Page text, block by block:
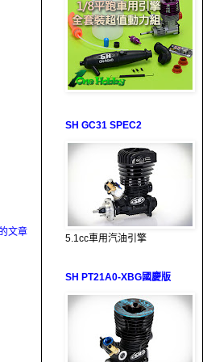
文章
SH GC31 SPEC2
5.1cc車用汽油引擎
SH PT21A0-XBG國慶版